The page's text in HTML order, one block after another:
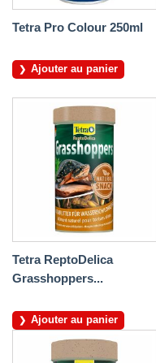
Tetra Pro Colour 250ml
Ajouter au panier
Tetra ReptoDelica
Grasshoppers...
Ajouter au panier